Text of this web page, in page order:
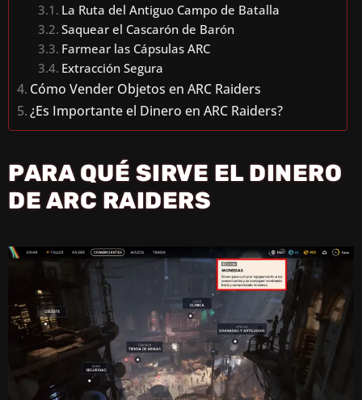
La Ruta del Antiguo Campo de Batalla
Saquear el Cascarón de Barón
Farmear las Cápsulas ARC
Extracción Segura
Cómo Vender Objetos en ARC Raiders
¿Es Importante el Dinero en ARC Raiders?
PARA QUÉ SIRVE EL DINERO
DE ARC RAIDERS